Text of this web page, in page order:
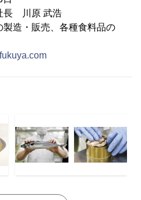
川原 武浩
造・販売、各種食料品の